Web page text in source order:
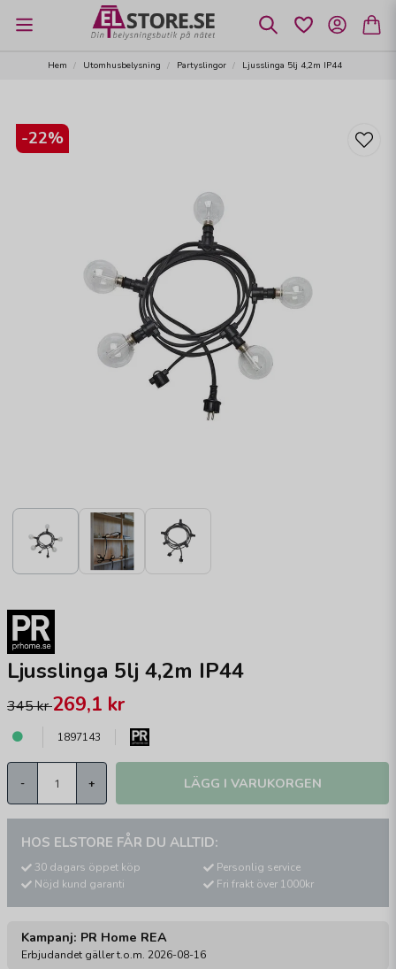
Hem Utomhusbelysning Partyslingor Ljusslinga 5lj 4,2m IP44
-22%
Ljusslinga 5lj 4,2m IP44
345 kr269,1 kr
1897143
- + LÄGG I VARUKORGEN
HOS ELSTORE FÅR DU ALLTID:
30 dagars öppet köp
Nöjd kund garanti
Personlig service
Fri frakt över 1000kr
Kampanj: PR Home REA
Erbjudandet gäller t.o.m. 2026-08-16